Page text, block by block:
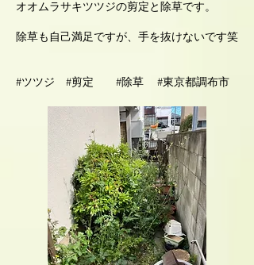
オオムラサキツツジの剪定と除草です。
除草も自己満足ですが、手を抜けないです笑
#ツツジ #剪定 #除草 #東京都調布市